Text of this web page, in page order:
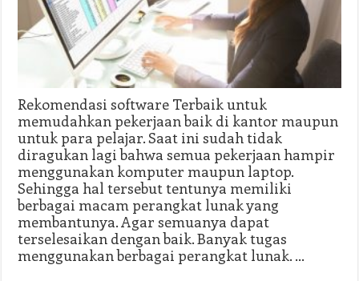
Rekomendasi software Terbaik untuk
memudahkan pekerjaan baik di kantor maupun
untuk para pelajar. Saat ini sudah tidak
diragukan lagi bahwa semua pekerjaan hampir
menggunakan komputer maupun laptop.
Sehingga hal tersebut tentunya memiliki
berbagai macam perangkat lunak yang
membantunya. Agar semuanya dapat
terselesaikan dengan baik. Banyak tugas
menggunakan berbagai perangkat lunak. …